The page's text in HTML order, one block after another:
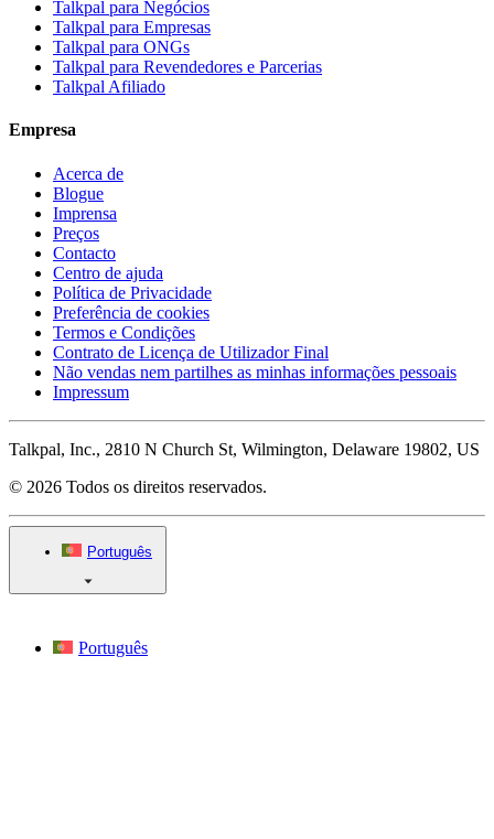
Talkpal para Negócios
Talkpal para Empresas
Talkpal para ONGs
Talkpal para Revendedores e Parcerias
Talkpal Afiliado
Empresa
Acerca de
Blogue
Imprensa
Preços
Contacto
Centro de ajuda
Política de Privacidade
Preferência de cookies
Termos e Condições
Contrato de Licença de Utilizador Final
Não vendas nem partilhes as minhas informações pessoais
Impressum
Talkpal, Inc., 2810 N Church St, Wilmington, Delaware 19802, US
© 2026 Todos os direitos reservados.
Português
Português